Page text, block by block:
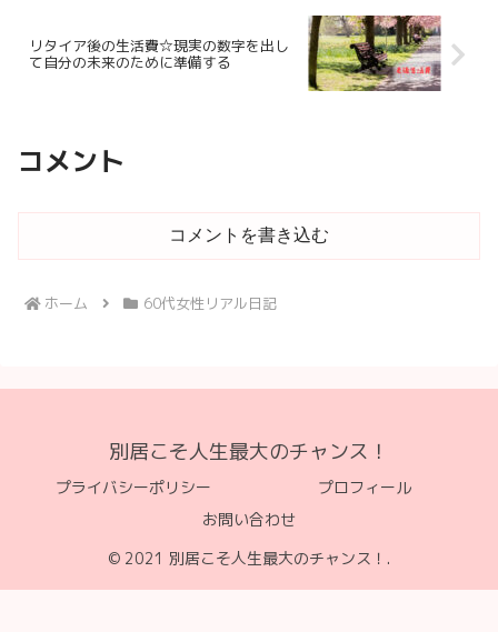
リタイア後の生活費☆現実の数字を出し
て自分の未来のために準備する
コメント
コメントを書き込む
ホーム 60代女性リアル日記
別居こそ人生最大のチャンス！
プライバシーポリシー
プロフィール
お問い合わせ
© 2021 別居こそ人生最大のチャンス！.